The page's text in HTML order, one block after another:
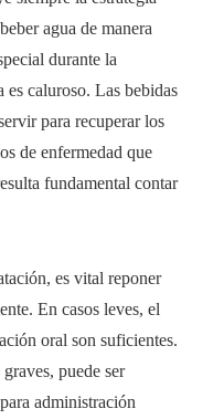
agua de manera
durante la
caluroso. Las bebidas
para recuperar los
de enfermedad que
fundamental contar
es vital reponer
En casos leves, el
oral son suficientes.
puede ser
administración